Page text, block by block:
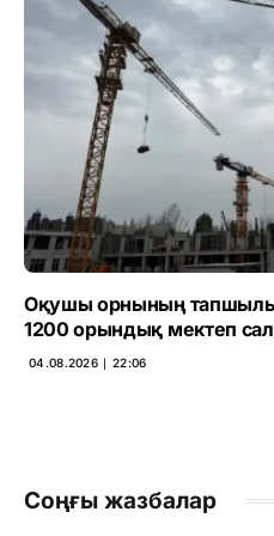
Оқушы орнының
1200 орындық мектеп
04.08.2026 ∣ 22:06
Соңғы жазбалар